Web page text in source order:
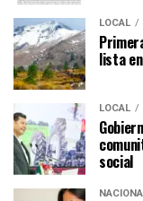
LOCAL
lista
LOCAL
social